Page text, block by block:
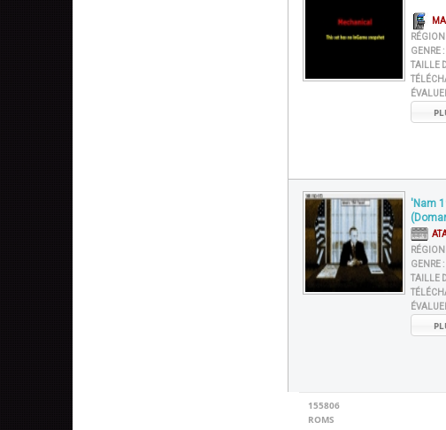
RÉGION
GENRE :
TAILLE
'Nam
RÉGION
GENRE :
TAILLE
155806
ROMS